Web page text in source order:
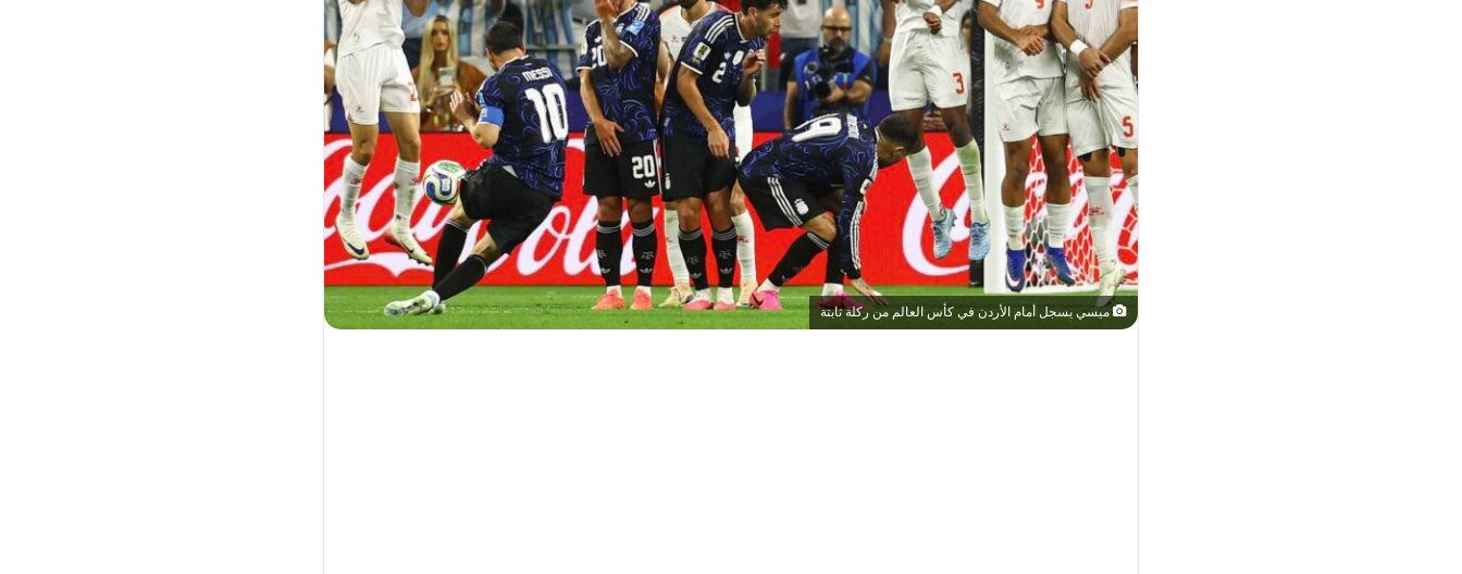
ميسي يسجل أمام الأردن في كأس العالم من ركلة ثابتة